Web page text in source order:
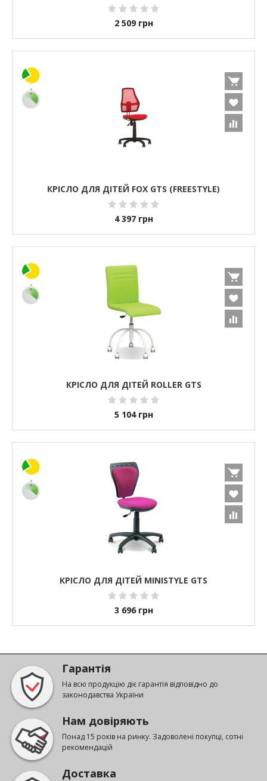
2 509 грн
КРІСЛО ДЛЯ ДІТЕЙ FOX GTS (FREESTYLE)
4 397 грн
КРІСЛО ДЛЯ ДІТЕЙ ROLLER GTS
5 104 грн
КРІСЛО ДЛЯ ДІТЕЙ MINISTYLE GTS
3 696 грн
Гарантія
На всю продукцію діє гарантія відповідно до
законодавства України
Нам довіряють
Понад 15 років на ринку. Задоволені покупці, сотні
рекомендацій
Доставка